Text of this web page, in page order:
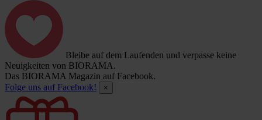
Bleibe auf dem Laufenden und verpasse keine
Neuigkeiten von BIORAMA.
Das BIORAMA Magazin auf Facebook.
Folge uns auf Facebook!
×